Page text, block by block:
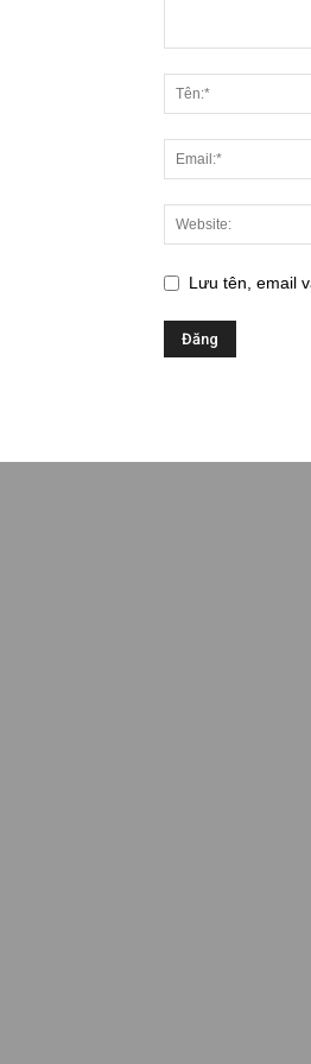
Lưu tên, email